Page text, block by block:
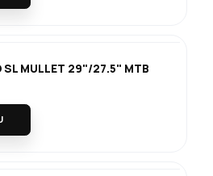
SL MULLET 29"/27.5" MTB